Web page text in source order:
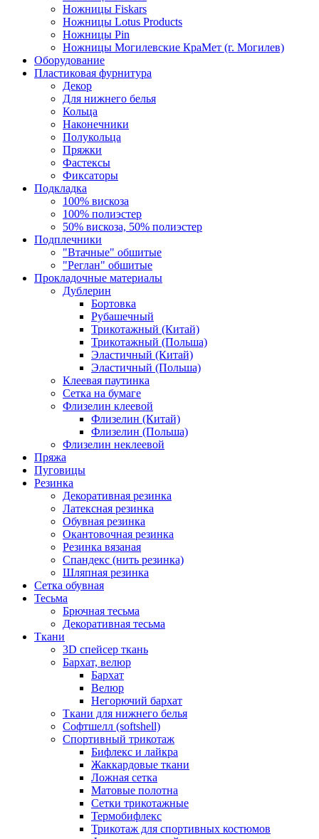
Ножницы Fiskars
Ножницы Lotus Products
Ножницы Pin
Ножницы Могилевские КраМет (г. Могилев)
Оборудование
Пластиковая фурнитура
Декор
Для нижнего белья
Кольца
Наконечники
Полукольца
Пряжки
Фастексы
Фиксаторы
Подкладка
100% вискоза
100% полиэстер
50% вискоза, 50% полиэстер
Подплечники
"Втачные" обшитые
"Реглан" обшитые
Прокладочные материалы
Дублерин
Бортовка
Рубашечный
Трикотажный (Китай)
Трикотажный (Польша)
Эластичный (Китай)
Эластичный (Польша)
Клеевая паутинка
Сетка на бумаге
Флизелин клеевой
Флизелин (Китай)
Флизелин (Польша)
Флизелин неклеевой
Пряжа
Пуговицы
Резинка
Декоративная резинка
Латексная резинка
Обувная резинка
Окантовочная резинка
Резинка вязаная
Спандекс (нить резинка)
Шляпная резинка
Сетка обувная
Тесьма
Брючная тесьма
Декоративная тесьма
Ткани
3D спейсер ткань
Бархат, велюр
Бархат
Велюр
Негорючий бархат
Ткани для нижнего белья
Софтшелл (softshell)
Спортивный трикотаж
Бифлекс и лайкра
Жаккардовые ткани
Ложная сетка
Матовые полотна
Сетки трикотажные
Термобифлекс
Трикотаж для спортивных костюмов